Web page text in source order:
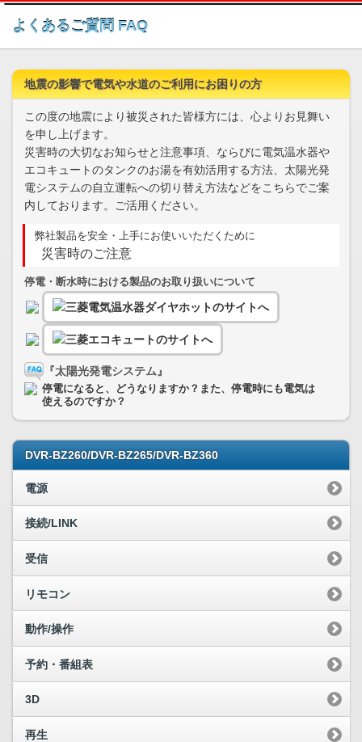
このページの本文へ
よくあるご質問 FAQ
地震の影響で電気や水道のご利用にお困りの方
この度の地震により被災された皆様方には、心よりお見舞い
を申し上げます。
災害時の大切なお知らせと注意事項、ならびに電気温水器や
エコキュートのタンクのお湯を有効活用する方法、太陽光発
電システムの自立運転への切り替え方法などをこちらでご案
内しております。ご活用ください。
弊社製品を安全・上手にお使いいただくために
災害時のご注意
停電・断水時における製品のお取り扱いについて
『太陽光発電システム』
停電になると、どうなりますか？また、停電時にも電気は
使えるのですか？
DVR-BZ260/DVR-BZ265/DVR-BZ360
電源
接続/LINK
受信
リモコン
動作/操作
予約・番組表
3D
再生